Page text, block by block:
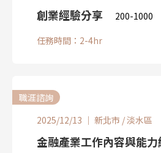
創業經驗分享
200-1000
任務時間：2-4hr
職涯諮詢
2025/12/13 ｜ 新北市 / 淡水區
金融產業工作內容與能